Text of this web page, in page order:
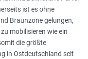
ist es ohne
Braunzone gelungen,
mobilisieren wie ein
die größte
in Ostdeutschland seit